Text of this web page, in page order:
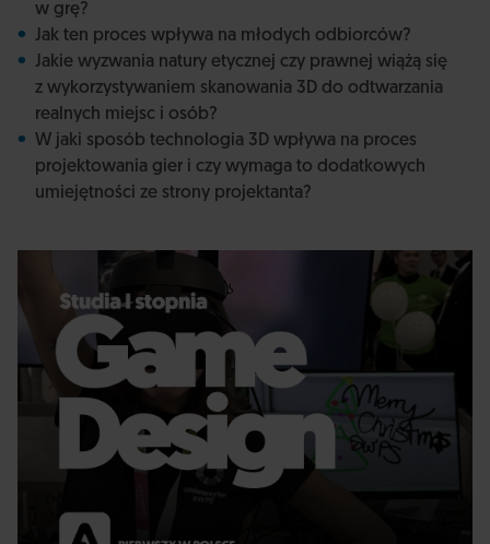
w grę?
Jak ten proces wpływa na młodych odbiorców?
Jakie wyzwania natury etycznej czy prawnej wiążą się
z wykorzystywaniem skanowania 3D do odtwarzania
realnych miejsc i osób?
W jaki sposób technologia 3D wpływa na proces
projektowania gier i czy wymaga to dodatkowych
umiejętności ze strony projektanta?